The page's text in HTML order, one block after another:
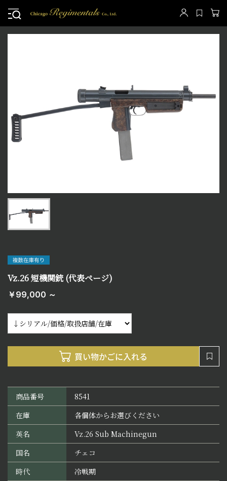
Vz.26 短機関銃 (代表ページ)
￥99,000 ～
商品番号
8541
在庫
各個体からお選びください
英名
Vz.26 Sub Machinegun
国名
チェコ
時代
冷戦期